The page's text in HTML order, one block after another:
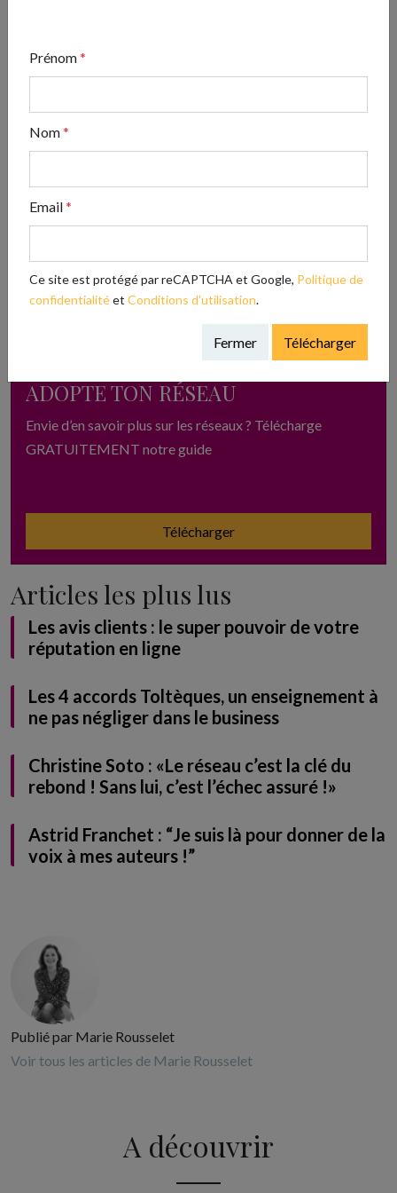
Prénom*
Nom*
Email*
Ce site est protégé par reCAPTCHA et Google, Politique de
confidentialitéet Conditions d'utilisation.
Fermer Télécharger
Partagez cet article !
ADOPTE TON RÉSEAU
Envie d’en savoir plus sur les réseaux ? Télécharge
GRATUITEMENT notre guide
Télécharger
Articles les plus lus
Les avis clients : le super pouvoir de votre
réputation en ligne
Les 4 accords Toltèques, un enseignement à
ne pas négliger dans le business
Christine Soto : «Le réseau c’est la clé du
rebond ! Sans lui, c’est l’échec assuré !»
Astrid Franchet : “Je suis là pour donner de la
voix à mes auteurs !”
Publié par Marie Rousselet
Voir tous les articles de Marie Rousselet
A découvrir